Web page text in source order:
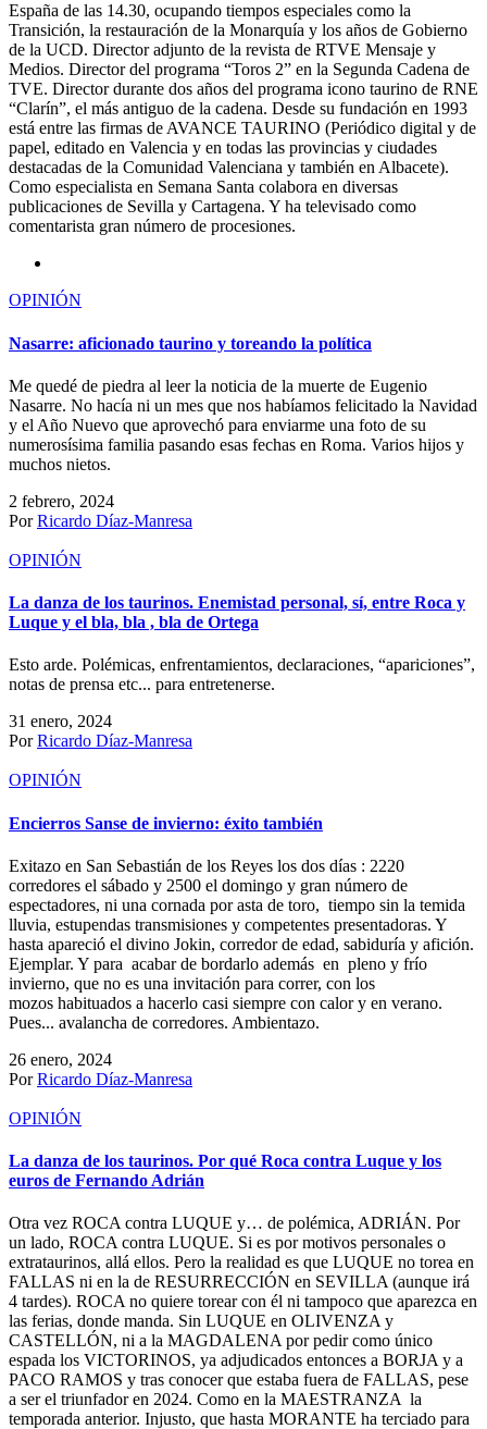
España de las 14.30, ocupando tiempos especiales como la
Transición, la restauración de la Monarquía y los años de Gobierno
de la UCD. Director adjunto de la revista de RTVE Mensaje y
Medios. Director del programa “Toros 2” en la Segunda Cadena de
TVE. Director durante dos años del programa icono taurino de RNE
“Clarín”, el más antiguo de la cadena. Desde su fundación en 1993
está entre las firmas de AVANCE TAURINO (Periódico digital y de
papel, editado en Valencia y en todas las provincias y ciudades
destacadas de la Comunidad Valenciana y también en Albacete).
Como especialista en Semana Santa colabora en diversas
publicaciones de Sevilla y Cartagena. Y ha televisado como
comentarista gran número de procesiones.
OPINIÓN
Nasarre: aficionado taurino y toreando la política
Me quedé de piedra al leer la noticia de la muerte de Eugenio
Nasarre. No hacía ni un mes que nos habíamos felicitado la Navidad
y el Año Nuevo que aprovechó para enviarme una foto de su
numerosísima familia pasando esas fechas en Roma. Varios hijos y
muchos nietos.
2 febrero, 2024
PorRicardo Díaz-Manresa
OPINIÓN
La danza de los taurinos. Enemistad personal, sí, entre Roca y
Luque y el bla, bla , bla de Ortega
Esto arde. Polémicas, enfrentamientos, declaraciones, “apariciones”,
notas de prensa etc... para entretenerse.
31 enero, 2024
PorRicardo Díaz-Manresa
OPINIÓN
Encierros Sanse de invierno: éxito también
Exitazo en San Sebastián de los Reyes los dos días : 2220
corredores el sábado y 2500 el domingo y gran número de
espectadores, ni una cornada por asta de toro, tiempo sin la temida
lluvia, estupendas transmisiones y competentes presentadoras. Y
hasta apareció el divino Jokin, corredor de edad, sabiduría y afición.
Ejemplar. Y para acabar de bordarlo además en pleno y frío
invierno, que no es una invitación para correr, con los
mozos habituados a hacerlo casi siempre con calor y en verano.
Pues... avalancha de corredores. Ambientazo.
26 enero, 2024
PorRicardo Díaz-Manresa
OPINIÓN
La danza de los taurinos. Por qué Roca contra Luque y los
euros de Fernando Adrián
Otra vez ROCA contra LUQUE y… de polémica, ADRIÁN. Por
un lado, ROCA contra LUQUE. Si es por motivos personales o
extrataurinos, allá ellos. Pero la realidad es que LUQUE no torea en
FALLAS ni en la de RESURRECCIÓN en SEVILLA (aunque irá
4 tardes). ROCA no quiere torear con él ni tampoco que aparezca en
las ferias, donde manda. Sin LUQUE en OLIVENZA y
CASTELLÓN, ni a la MAGDALENA por pedir como único
espada los VICTORINOS, ya adjudicados entonces a BORJA y a
PACO RAMOS y tras conocer que estaba fuera de FALLAS, pese
a ser el triunfador en 2024. Como en la MAESTRANZA la
temporada anterior. Injusto, que hasta MORANTE ha terciado para